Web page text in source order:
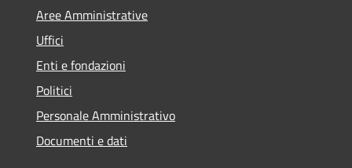
Aree Amministrative
Uffici
Enti e fondazioni
Politici
Personale Amministrativo
Documenti e dati